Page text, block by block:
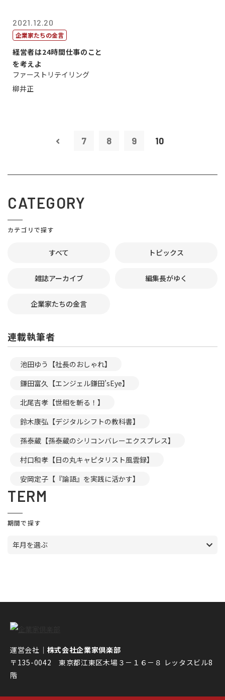
2021.12.20
企業家たちの金言
経営者は24時間仕事のこと
を考えよ
ファーストリテイリング
柳井正
7 8 9 10
CATEGORY
カテゴリで探す
すべて トピックス
雑誌アーカイブ 編集長がゆく
企業家たちの金言
連載執筆者
池田ゆう【社長のおしゃれ】
鎌田富久【エンジェル鎌田’sEye】
北尾吉孝【世相を斬る！】
鈴木康弘【デジタルシフトの教科書】
孫泰蔵【孫泰蔵のシリコンバレーエクスプレス】
村口和孝【日の丸キャピタリスト風雲録】
安岡定子【『論語』を実践に活かす】
TERM
期間で探す
年月を選ぶ
運営会社｜ 株式会社企業家倶楽部
〒135-0042 東京都江東区木場３－１６－８ レッタスビル8
階